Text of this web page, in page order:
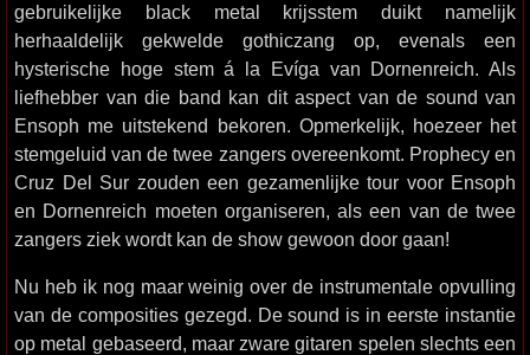
gebruikelijke black metal krijsstem duikt namelijk
herhaaldelijk gekwelde gothiczang op, evenals een
hysterische hoge stem á la Evíga van Dornenreich. Als
liefhebber van die band kan dit aspect van de sound van
Ensoph me uitstekend bekoren. Opmerkelijk, hoezeer het
stemgeluid van de twee zangers overeenkomt. Prophecy en
Cruz Del Sur zouden een gezamenlijke tour voor Ensoph
en Dornenreich moeten organiseren, als een van de twee
zangers ziek wordt kan de show gewoon door gaan!
Nu heb ik nog maar weinig over de instrumentale opvulling
van de composities gezegd. De sound is in eerste instantie
op metal gebaseerd, maar zware gitaren spelen slechts een